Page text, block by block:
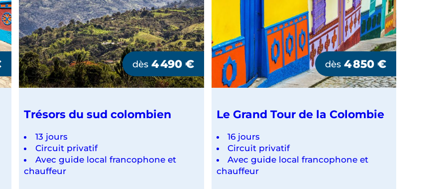
dès 4 490 €
Trésors du sud colombien
13 jours
Circuit privatif
Avec guide local francophone et
chauffeur
dès 4 850 €
Le Grand Tour de la Colombie
16 jours
Circuit privatif
Avec guide local francophone et
chauffeur